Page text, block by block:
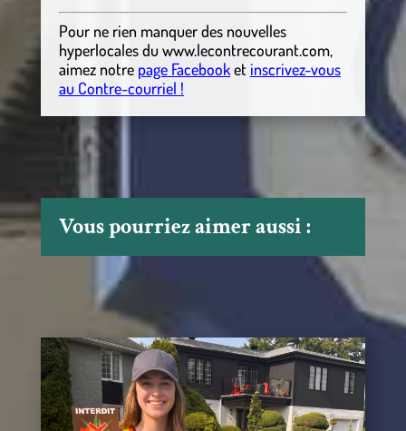
Pour ne rien manquer des nouvelles
hyperlocalesdu www.lecontrecourant.com,
aimez notre page Facebooket inscrivez-vous
au Contre-courriel !
Vous pourriez aimer aussi :